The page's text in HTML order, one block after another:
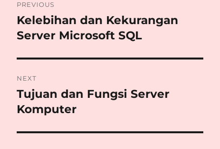
navigation
PREVIOUS
Previous
post:
Kelebihan dan Kekurangan
Server Microsoft SQL
NEXT
Next
post:
Tujuan dan Fungsi Server
Komputer